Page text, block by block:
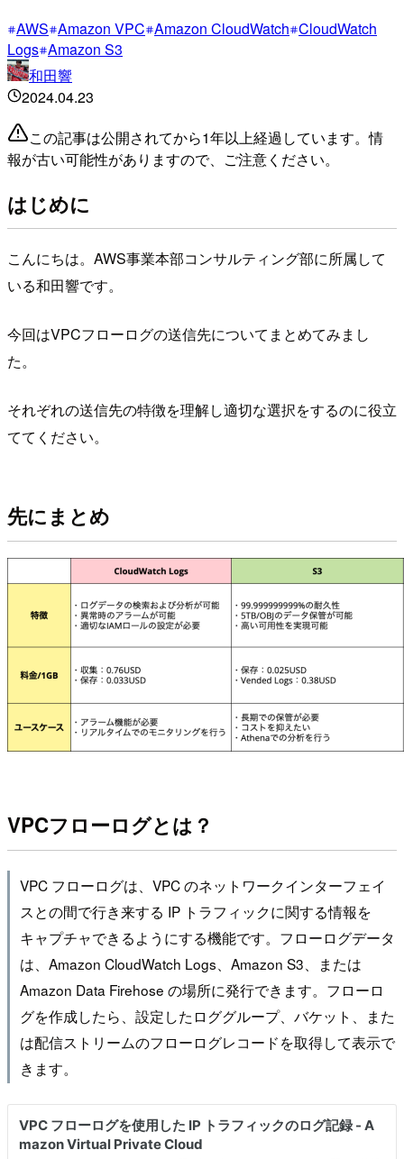
AWS Amazon VPC Amazon CloudWatch CloudWatch
Logs Amazon S3
和田響
2024.04.23
この記事は公開されてから1年以上経過しています。情
報が古い可能性がありますので、ご注意ください。
はじめに
こんにちは。AWS事業本部コンサルティング部に所属して
いる和田響です。
今回はVPCフローログの送信先についてまとめてみまし
た。
それぞれの送信先の特徴を理解し適切な選択をするのに役立
ててください。
先にまとめ
VPCフローログとは？
VPC フローログは、VPC のネットワークインターフェイ
スとの間で行き来する IP トラフィックに関する情報を
キャプチャできるようにする機能です。フローログデータ
は、Amazon CloudWatch Logs、Amazon S3、または
Amazon Data Firehose の場所に発行できます。フローロ
グを作成したら、設定したロググループ、バケット、また
は配信ストリームのフローログレコードを取得して表示で
きます。